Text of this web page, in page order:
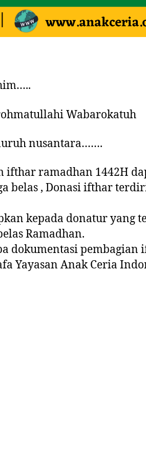
Wabarokatuh
nusantara…….
ramadhan 1442H
belas , Donasi ifthar
kepada donatur yang
Ramadhan.
dokumentasi pembagian
Yayasan Anak Ceria